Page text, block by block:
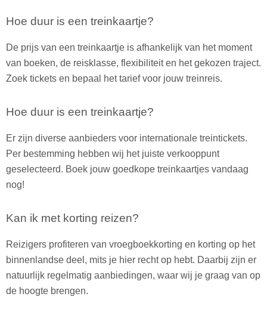
Hoe duur is een treinkaartje?
De prijs van een treinkaartje is afhankelijk van het moment
van boeken, de reisklasse, flexibiliteit en het gekozen traject.
Zoek tickets en bepaal het tarief voor jouw treinreis.
Hoe duur is een treinkaartje?
Er zijn diverse aanbieders voor internationale treintickets.
Per bestemming hebben wij het juiste verkooppunt
geselecteerd. Boek jouw goedkope treinkaartjes vandaag
nog!
Kan ik met korting reizen?
Reizigers profiteren van vroegboekkorting en korting op het
binnenlandse deel, mits je hier recht op hebt. Daarbij zijn er
natuurlijk regelmatig aanbiedingen, waar wij je graag van op
de hoogte brengen.